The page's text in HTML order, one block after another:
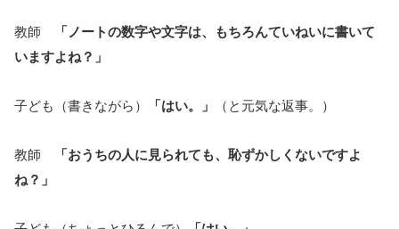
教師
「ノートの数字や文字は、もちろんていねいに書いて
いますよね？」
子ども（書きながら） 「はい。」 （と元気な返事。）
教師
「おうちの人に見られても、恥ずかしくないですよ
ね？」